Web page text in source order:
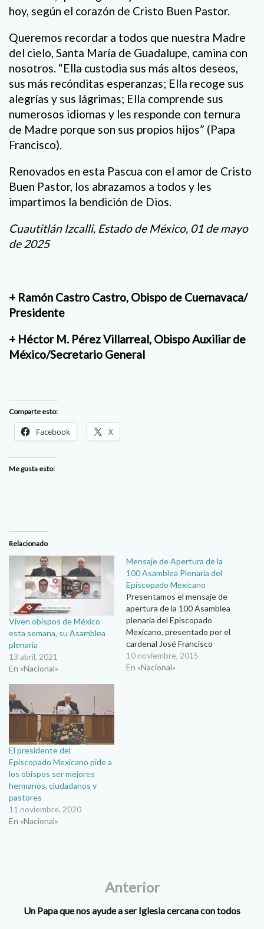
hoy, según el corazón de Cristo Buen Pastor.
Queremos recordar a todos que nuestra Madre
del cielo, Santa María de Guadalupe, camina con
nosotros. “Ella custodia sus más altos deseos,
sus más recónditas esperanzas; Ella recoge sus
alegrías y sus lágrimas; Ella comprende sus
numerosos idiomas y les responde con ternura
de Madre porque son sus propios hijos” (Papa
Francisco).
Renovados en esta Pascua con el amor de Cristo
Buen Pastor, los abrazamos a todos y les
impartimos la bendición de Dios.
Cuautitlán Izcalli, Estado de México, 01 de mayo
de 2025
+ Ramón Castro Castro, Obispo de Cuernavaca/
Presidente
+ Héctor M. Pérez Villarreal, Obispo Auxiliar de
México/Secretario General
Comparte esto:
Facebook X
Me gusta esto:
Relacionado
Viven obispos de México
esta semana, su Asamblea
plenaria
13 abril, 2021
En «Nacional»
Mensaje de Apertura de la
100 Asamblea Plenaria del
Episcopado Mexicano
Presentamos el mensaje de
apertura de la 100 Asamblea
plenaria del Episcopado
Mexicano, presentado por el
cardenal José Francisco
Robles Ortega, arzobispo de
Guadalajara y presidente
10 noviembre, 2015
En «Nacional»
El presidente del
Episcopado Mexicano pide a
los obispos ser mejores
hermanos, ciudadanos y
pastores
11 noviembre, 2020
En «Nacional»
Anterior
Un Papa que nos ayude a ser Iglesia cercana con todos